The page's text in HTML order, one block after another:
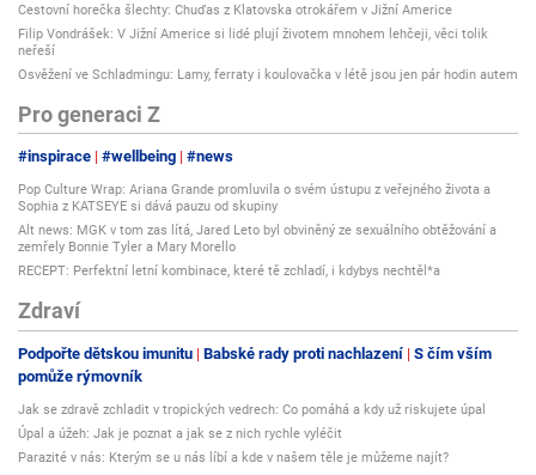
Cestovní horečka šlechty: Chuďas z Klatovska otrokářem v Jižní Americe
Filip Vondrášek: V Jižní Americe si lidé plují životem mnohem lehčeji, věci tolik
neřeší
Osvěžení ve Schladmingu: Lamy, ferraty i koulovačka v létě jsou jen pár hodin autem
Pro generaci Z
#inspirace #wellbeing #news
Pop Culture Wrap: Ariana Grande promluvila o svém ústupu z veřejného života a
Sophia z KATSEYE si dává pauzu od skupiny
Alt news: MGK v tom zas lítá, Jared Leto byl obviněný ze sexuálního obtěžování a
zemřely Bonnie Tyler a Mary Morello
RECEPT: Perfektní letní kombinace, které tě zchladí, i kdybys nechtěl*a
Zdraví
Podpořte dětskou imunitu Babské rady proti nachlazení S čím vším
pomůže rýmovník
Jak se zdravě zchladit v tropických vedrech: Co pomáhá a kdy už riskujete úpal
Úpal a úžeh: Jak je poznat a jak se z nich rychle vyléčit
Parazité v nás: Kterým se u nás líbí a kde v našem těle je můžeme najít?